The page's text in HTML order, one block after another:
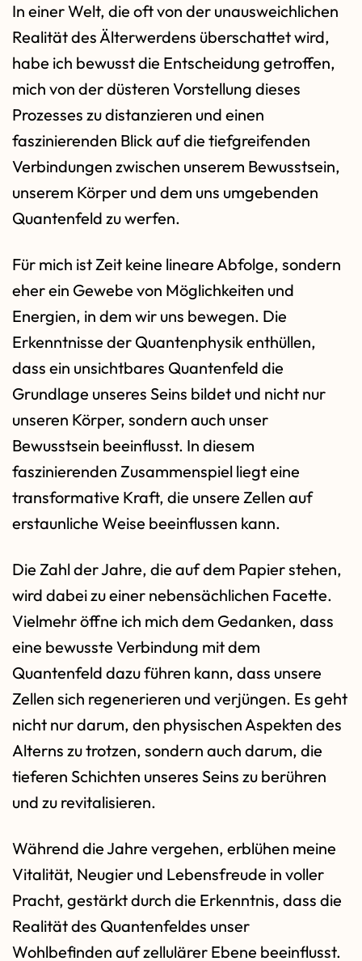
In einer Welt, die oft von der unausweichlichen
Realität des Älterwerdens überschattet wird,
habe ich bewusst die Entscheidung getroffen,
mich von der düsteren Vorstellung dieses
Prozesses zu distanzieren und einen
faszinierenden Blick auf die tiefgreifenden
Verbindungen zwischen unserem Bewusstsein,
unserem Körper und dem uns umgebenden
Quantenfeld zu werfen.
Für mich ist Zeit keine lineare Abfolge, sondern
eher ein Gewebe von Möglichkeiten und
Energien, in dem wir uns bewegen. Die
Erkenntnisse der Quantenphysik enthüllen,
dass ein unsichtbares Quantenfeld die
Grundlage unseres Seins bildet und nicht nur
unseren Körper, sondern auch unser
Bewusstsein beeinflusst. In diesem
faszinierenden Zusammenspiel liegt eine
transformative Kraft, die unsere Zellen auf
erstaunliche Weise beeinflussen kann.
Die Zahl der Jahre, die auf dem Papier stehen,
wird dabei zu einer nebensächlichen Facette.
Vielmehr öffne ich mich dem Gedanken, dass
eine bewusste Verbindung mit dem
Quantenfeld dazu führen kann, dass unsere
Zellen sich regenerieren und verjüngen. Es geht
nicht nur darum, den physischen Aspekten des
Alterns zu trotzen, sondern auch darum, die
tieferen Schichten unseres Seins zu berühren
und zu revitalisieren.
Während die Jahre vergehen, erblühen meine
Vitalität, Neugier und Lebensfreude in voller
Pracht, gestärkt durch die Erkenntnis, dass die
Realität des Quantenfeldes unser
Wohlbefinden auf zellulärer Ebene beeinflusst.